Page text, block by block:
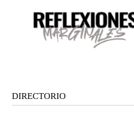
DIRECTORIO